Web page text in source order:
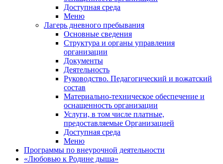
Доступная среда
Меню
Лагерь дневного пребывания
Основные сведения
Структура и органы управления
организации
Документы
Деятельность
Руководство. Педагогический и вожатский
состав
Материально-техническое обеспечение и
оснащенность организации
Услуги, в том числе платные,
предоставляемые Организацией
Доступная среда
Меню
Программы по внеурочной деятельности
«Любовью к Родине дыша»